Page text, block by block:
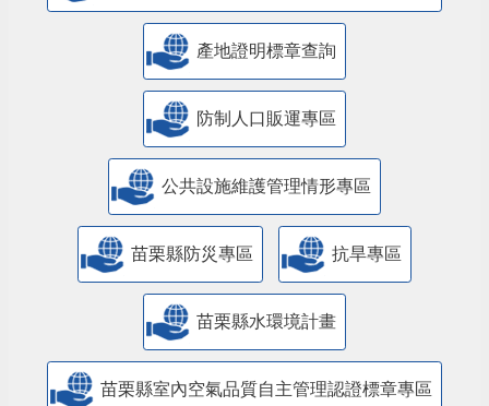
產地證明標章查詢
防制人口販運專區
​公共設施維護管理情形專區
苗栗縣防災專區 抗旱專區
苗栗縣水環境計畫
苗栗縣室內空氣品質自主管理認證標章專區